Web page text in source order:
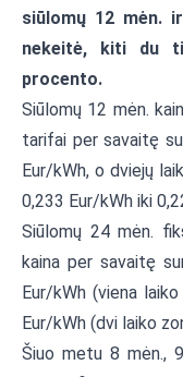
siūlomų 12 mėn.
nekeitė, kiti du
procento.
Siūlomų 12 mėn.
tarifai per savaitę
Eur/kWh, o dviejų
0,233 Eur/kWh iki
Siūlomų 24 mėn.
kaina per savaitę
Eur/kWh (viena
Eur/kWh (dvi laiko
Šiuo metu 8 mėn.,